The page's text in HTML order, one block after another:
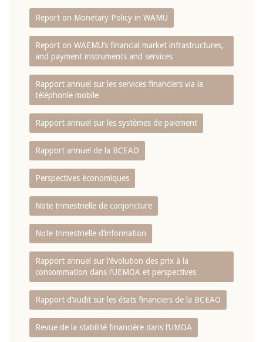
Report on Monetary Policy in WAMU
Report on WAEMU’s financial market infrastructures,
and payment instruments and services
Rapport annuel sur les services financiers via la
téléphonie mobile
Rapport annuel sur les systèmes de paiement
Rapport annuel de la BCEAO
Perspectives économiques
Note trimestrielle de conjoncture
Note trimestrielle d‘information
Rapport annuel sur l‘évolution des prix à la
consommation dans l‘UEMOA et perspectives
Rapport d‘audit sur les états financiers de la BCEAO
Revue de la stabilité financière dans l‘UMOA